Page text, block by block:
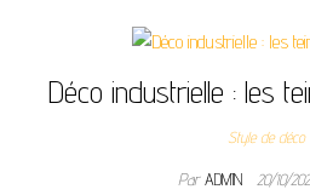
Déco industrielle : les
Style de déco
ParADMIN 20/10/